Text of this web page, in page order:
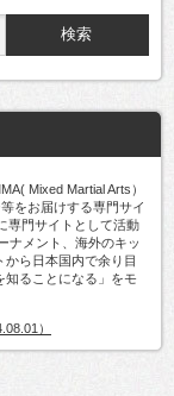
Mixed Martial Arts）
をお届けする専門サイ
専門サイトとして活動
ナメント、海外のキッ
ら日本国内で余り目
知ることになる」をモ
）